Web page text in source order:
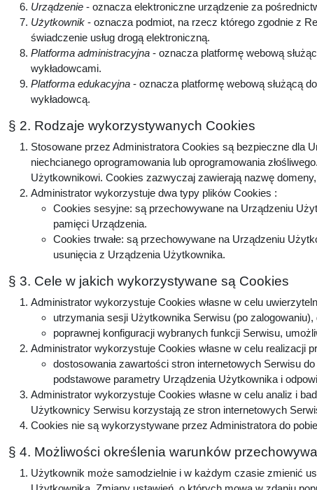
Urządzenie - oznacza elektroniczne urządzenie za
Użytkownik - oznacza podmiot, na rzecz którego zgodnie z
świadczenie usług drogą elektroniczną.
Platforma administracyjna - oznacza platformę webową
wykładowcami.
Platforma edukacyjna - oznacza platformę webową służącą
wykładowcą.
§ 2. Rodzaje wykorzystywanych Cookies
Stosowane przez Administratora Cookies są bezpieczne dla
niechcianego oprogramowania lub oprogramowania
Użytkownikowi. Cookies zazwyczaj zawierają nazwę
Administrator wykorzystuje dwa typy plików Cookies :
Cookies sesyjne: są przechowywane na Urządzeniu
pamięci Urządzenia.
Cookies trwałe: są przechowywane na Urządzeniu
usunięcia z Urządzenia Użytkownika.
§ 3. Cele w jakich wykorzystywane są Cookies
Administrator wykorzystuje Cookies własne w celu
utrzymania sesji Użytkownika Serwisu (po
poprawnej konfiguracji wybranych funkcji Serwisu,
Administrator wykorzystuje Cookies własne w celu realizacji
dostosowania zawartości stron internetowych Serwisu
podstawowe parametry Urządzenia Użytkownika i
Administrator wykorzystuje Cookies własne w celu analiz i
Użytkownicy Serwisu korzystają ze stron internetowych
Cookies nie są wykorzystywane przez Administratora do
§ 4. Możliwości określenia warunków
Użytkownik może samodzielnie i w każdym czasie zmienić